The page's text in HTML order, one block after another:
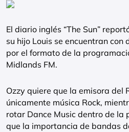
El diario inglés “The Sun”
su hijo Louis se encuentran con
por el formato de la
Midlands FM.
Ozzy quiere que la emisora del
únicamente música Rock,
rotar Dance Music dentro de la
que la importancia de bandas